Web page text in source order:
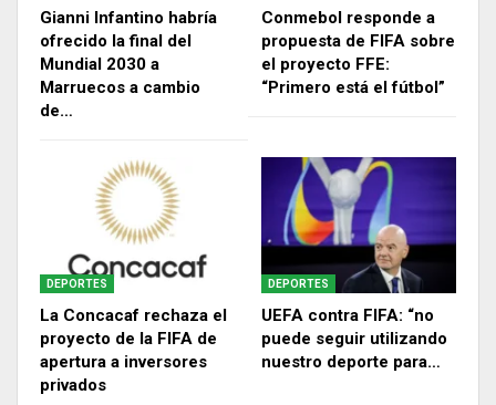
Gianni Infantino habría
ofrecido la final del
Mundial 2030 a
Marruecos a cambio
de…
Conmebol responde a
propuesta de FIFA sobre
el proyecto FFE:
“Primero está el fútbol”
DEPORTES
La Concacaf rechaza el
proyecto de la FIFA de
apertura a inversores
privados
DEPORTES
UEFA contra FIFA: “no
puede seguir utilizando
nuestro deporte para…